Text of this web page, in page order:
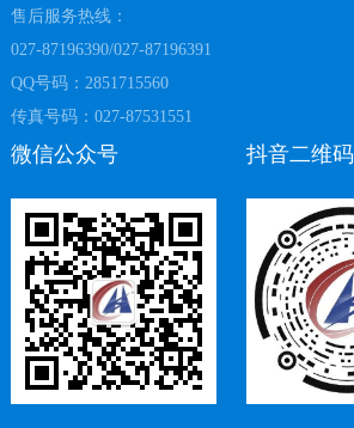
售后服务热线：
027-87196390/027-87196391
QQ号码：2851715560
传真号码：027-87531551
微信公众号 抖音二维码